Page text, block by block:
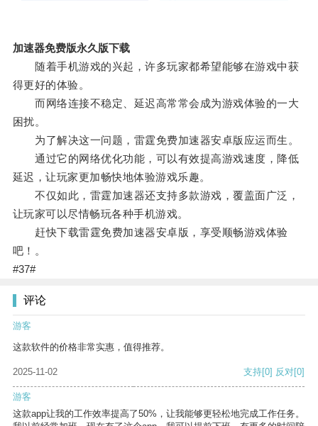
加速器免费版永久版下载
随着手机游戏的兴起，许多玩家都希望能够在游戏中获
得更好的体验。
而网络连接不稳定、延迟高常常会成为游戏体验的一大
困扰。
为了解决这一问题，雷霆免费加速器安卓版应运而生。
通过它的网络优化功能，可以有效提高游戏速度，降低
延迟，让玩家更加畅快地体验游戏乐趣。
不仅如此，雷霆加速器还支持多款游戏，覆盖面广泛，
让玩家可以尽情畅玩各种手机游戏。
赶快下载雷霆免费加速器安卓版，享受顺畅游戏体验
吧！。
#37#
评论
游客
这款软件的价格非常实惠，值得推荐。
2025-11-02 支持[0] 反对[0]
游客
这款app让我的工作效率提高了50%，让我能够更轻松地完成工作任务。